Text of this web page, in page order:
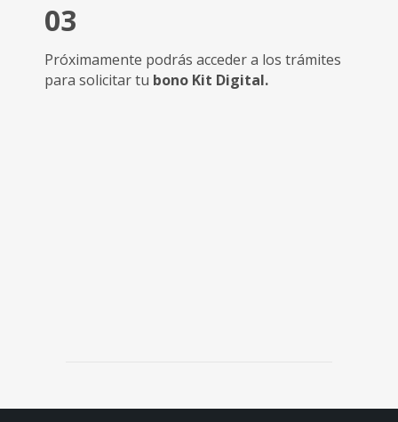
03
Próximamente podrás acceder a los trámites
para solicitar tu bono Kit Digital.